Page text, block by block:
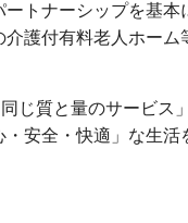
トナーシップを基
護付有料老人ホーム
じ質と量のサービス
安全・快適」な生活